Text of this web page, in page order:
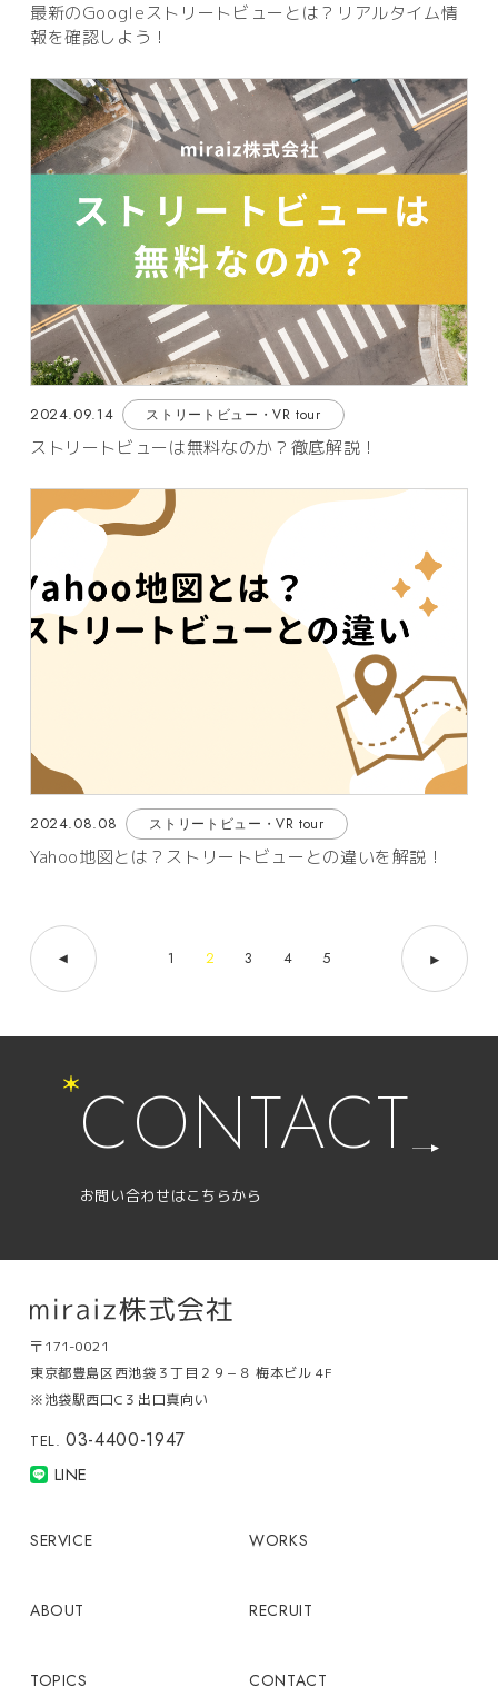
最新のGoogleストリートビューとは？リアルタイム情
報を確認しよう！
2024.09.14 ストリートビュー・VR tour
ストリートビューは無料なのか？徹底解説！
2024.08.08 ストリートビュー・VR tour
Yahoo地図とは？ストリートビューとの違いを解説！
1 2 3 4 5
CONTACT
お問い合わせはこちらから
〒171-0021
東京都豊島区西池袋３丁目２９−８ 梅本ビル 4F
※池袋駅西口C３出口真向い
TEL. 03-4400-1947
LINE
SERVICE WORKS
ABOUT RECRUIT
TOPICS CONTACT